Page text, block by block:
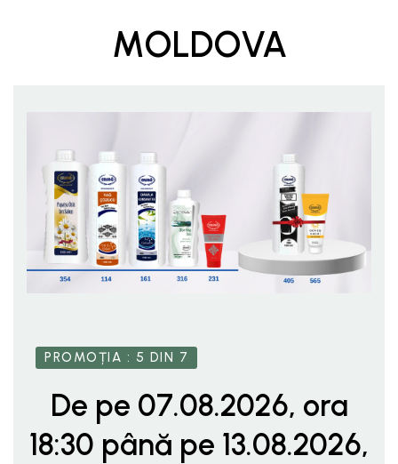
MOLDOVA
PROMOȚIA : 5 DIN 7
De pe 07.08.2026, ora
18:30 până pe 13.08.2026,